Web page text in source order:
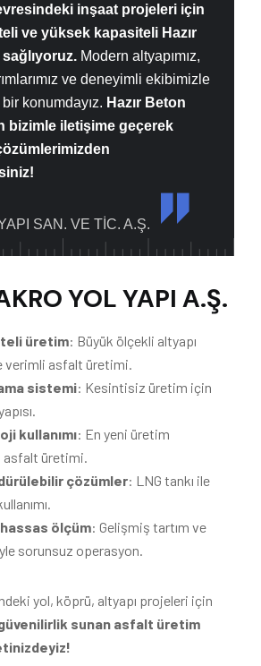
inşaat projeleri için
ve yüksek kapasiteli Hazır
Modern altyapımız,
ve deneyimli ekibimizle
konumdayız. Hazır Beton
bizimle iletişime geçerek
SAN. VE TİC. A.Ş.
YOL YAPI A.Ş.
üretim: Büyük ölçekli altyapı
verimli asfalt üretimi.
sistemi: Kesintisiz üretim için
kullanımı: En yeni üretim
üretimi.
çözümler: LNG tankı ile
hassas ölçüm: Gelişmiş tartım ve
sorunsuz operasyon.
yol, köprü, altyapı projeleri için
sunan asfalt üretim